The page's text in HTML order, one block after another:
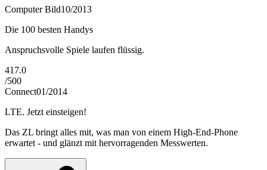
Computer Bild10/2013
Die 100 besten Handys
Anspruchsvolle Spiele laufen flüssig.
417.0
/500
Connect01/2014
LTE. Jetzt einsteigen!
Das ZL bringt alles mit, was man von einem High-End-Phone
erwartet - und glänzt mit hervorragenden Messwerten.